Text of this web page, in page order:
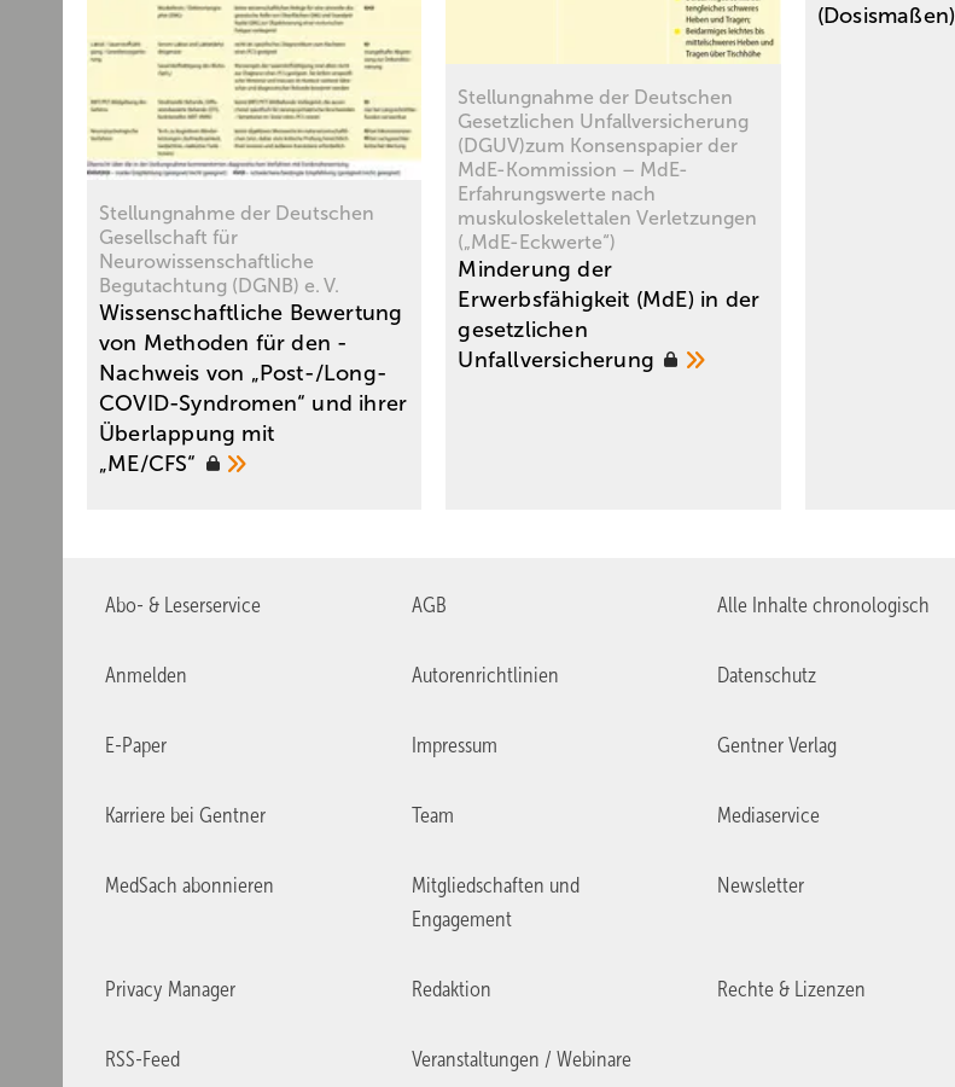
Stellungnahme der Deutschen
Gesellschaft für
Neurowissenschaftliche
Begutachtung (DGNB) e. V.
Wissenschaftliche Bewertung
von Methoden für den ­
Nachweis von „Post-/Long-
COVID-Syndromen“ und ihrer
Überlappung mit
„ME/CFS“
Stellungnahme der Deutschen
Gesetzlichen Unfallversicherung
(DGUV)zum Konsenspapier der
MdE-Kommission – MdE-
Erfahrungswerte nach
muskuloskelettalen Verletzungen
(„MdE-Eckwerte“)
Minderung der
Erwerbsfähigkeit (MdE) in der
gesetzlichen
Unfallversicherung
(Dosismaßen)
Abo- & Leserservice AGB Alle Inhalte chronologisch
Anmelden Autorenrichtlinien Datenschutz
E-Paper Impressum Gentner Verlag
Karriere bei Gentner Team Mediaservice
MedSach abonnieren
Mitgliedschaften und
Engagement
Newsletter
Privacy Manager Redaktion Rechte & Lizenzen
RSS-Feed Veranstaltungen / Webinare